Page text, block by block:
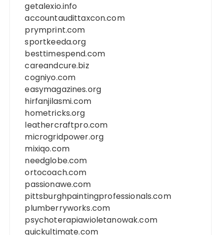
getalexio.info
accountaudittaxcon.com
prymprint.com
sportkeeda.org
besttimespend.com
careandcure.biz
cogniyo.com
easymagazines.org
hirfanjilasmi.com
hometricks.org
leathercraftpro.com
microgridpower.org
mixiqo.com
needglobe.com
ortocoach.com
passionawe.com
pittsburghpaintingprofessionals.com
plumberryworks.com
psychoterapiawioletanowak.com
quickultimate.com